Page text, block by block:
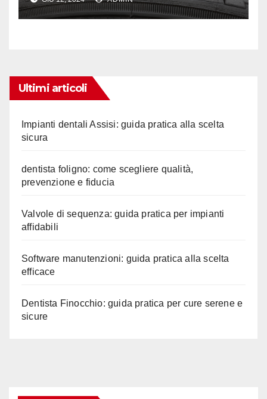
pneumatici può fare la
differenza
Ultimi articoli
Impianti dentali Assisi: guida pratica alla scelta
sicura
dentista foligno: come scegliere qualità,
prevenzione e fiducia
Valvole di sequenza: guida pratica per impianti
affidabili
Software manutenzioni: guida pratica alla scelta
efficace
Dentista Finocchio: guida pratica per cure serene e
sicure